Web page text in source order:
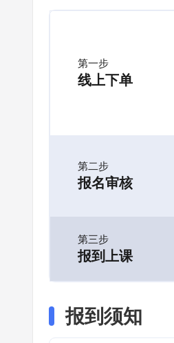
第一步
线上下单
第二步
报名审核
第三步
报到上课
报到须知